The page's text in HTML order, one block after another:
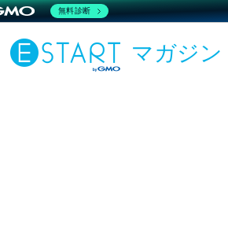
マガジン
無料診断